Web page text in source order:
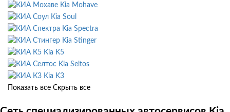
Kia Mohave
Kia Soul
Kia Spectra
Kia Stinger
Kia K5
Kia Seltos
Kia K3
Показать все Скрыть все